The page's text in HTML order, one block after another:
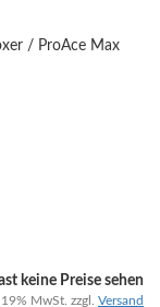
/ ProAce Max
keine Preise sehen
MwSt. zzgl. Versand